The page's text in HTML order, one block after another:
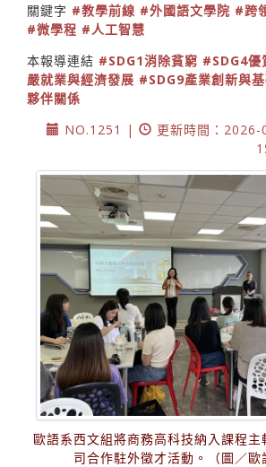
關鍵字 #教學前線 #外國語文學院 #跨
#微學程 #人工智慧
本報導連結 #SDG1消除貧窮 #SDG4優
嚴就業與經濟發展 #SDG9產業創新與
夥伴關係
NO.1251 |
更新時間：
歐語系西文組將商務高科技納入課程
司合作駐外徵才活動。（圖／歐